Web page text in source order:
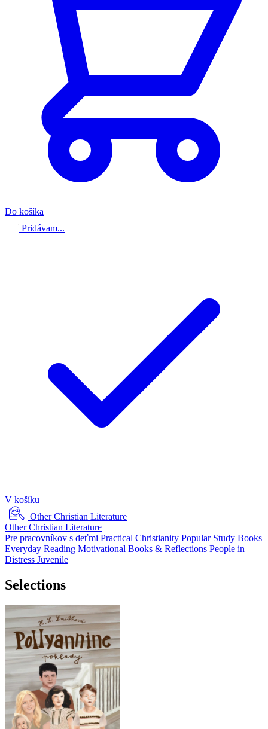
Do košíka
Pridávam...
V košíku
Other Christian Literature
Other Christian Literature
Pre pracovníkov s deťmi Practical Christianity Popular Study Books
Everyday Reading Motivational Books & Reflections People in
Distress Juvenile
Selections